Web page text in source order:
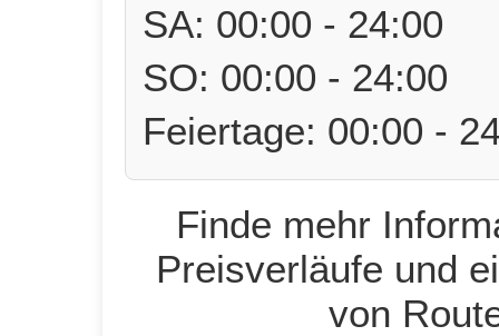
SA: 00:00 - 24:00
SO: 00:00 - 24:00
Feiertage: 00:00 -
Finde mehr
Preisverläufe und
von